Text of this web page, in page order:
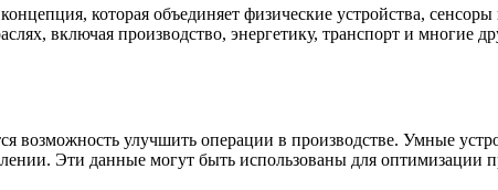
которая объединяет физические устройства,
включая производство, энергетику, транспорт и
улучшить операции в производстве. Умные
Эти данные могут быть использованы для оптимизации